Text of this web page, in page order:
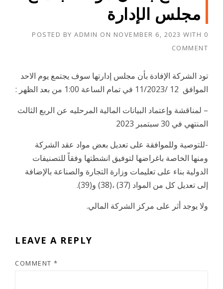
مجلس الإدارة
POSTED BY ADMIN ON NOVEMBER 6, 2023 WITH 0
COMMENT
تود الشركة الإفادة بأن مجلس إدارتها سوف يجتمع يوم الاحد
الموافق 12 /11/2023 في تمام الساعة 1:00 من بعد الظهر :
– لمناقشة وإعتماد البيانات المالية المرحليه عن الربع الثالث
المنتهي في 30 سبتمبر 2023
-للتوصية وللموافقة على تعديل بعض مواد عقد الشركة
ومنها الخاصة باغراضها لتوفيق انشطتها وفقاً للتصنيفات
الدولية بناء على تعليمات وزارة التجارة والصناعة بالإضافة
إلى تعديل كل من المواد (37) ،(38) و(39).
ولا يوجد أثر على مركز الشركة المالي.
LEAVE A REPLY
COMMENT *